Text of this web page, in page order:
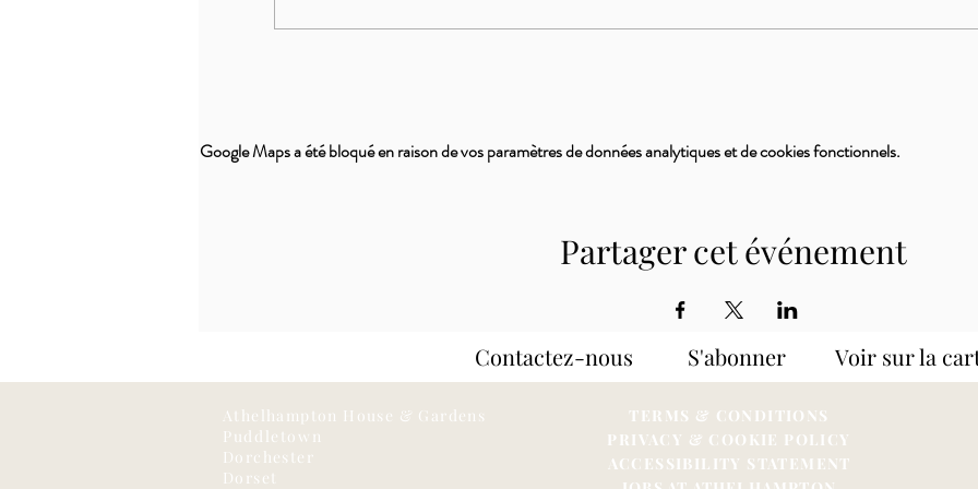
Google Maps a été bloqué en raison de vos paramètres de données analytiques et de cookies fonctionnels.
Partager cet événement
Contactez-nous S'abonner Voir sur la
Athelhampton House & Gardens
Puddletown
Dorchester
Dorset
TERMS & CONDITIONS
PRIVACY & COOKIE POLICY
ACCESSIBILITY STATEMENT